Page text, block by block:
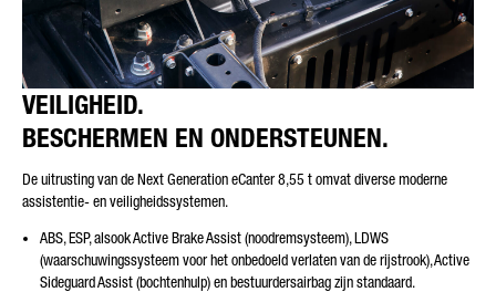
VEILIGHEID.
BESCHERMEN EN ONDERSTEUNEN.
De uitrusting van de Next Generation eCanter 8,55 t omvat diverse moderne
assistentie- en veiligheidssystemen.
ABS, ESP, alsook Active Brake Assist (noodremsysteem), LDWS
(waarschuwingssysteem voor het onbedoeld verlaten van de rijstrook), Active
Sideguard Assist (bochtenhulp) en bestuurdersairbag zijn standaard.